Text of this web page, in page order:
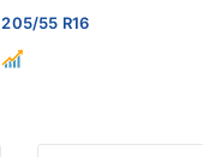
205/55 R16